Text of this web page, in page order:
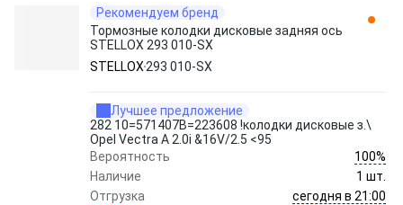
Рекомендуем бренд
Тормозные колодки дисковые задняя ось
STELLOX 293 010-SX
STELLOX 293 010-SX
Лучшее предложение
282 10=571407B=223608 !колодки дисковые з.\
Opel Vectra A 2.0i &16V/2.5 <95
Вероятность
100%
Наличие
1 шт.
Отгрузка
сегодня в 21:00